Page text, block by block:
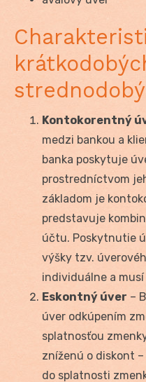
Kontokorentný
medzi bankou a
banka poskytuje
prostredníctvom
základom je
predstavuje
účtu. Poskytnutie
výšky tzv.
individuálne a
Eskontný úver –
úver odkúpením
splatnosťou
zníženú o diskont
do splatnosti